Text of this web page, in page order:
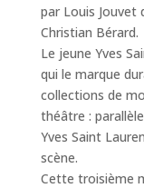
par Louis Jouvet
Christian Bérard.
Le jeune Yves
qui le marque
collections de
théâtre :
Yves Saint
scène.
Cette troisième